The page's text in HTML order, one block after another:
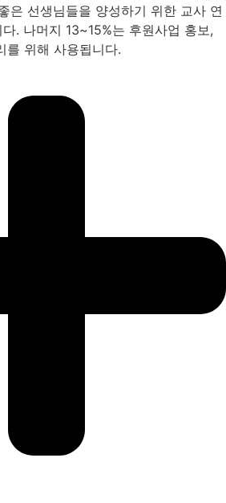
은 선생님들을 양성하기 위한 교사 연
. 나머지 13~15%는 후원사업 홍보,
를 위해 사용됩니다.